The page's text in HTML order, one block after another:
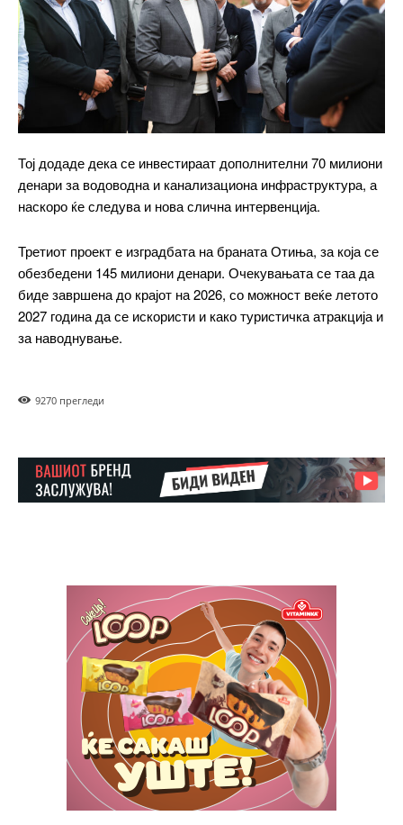
бесплатно / forever
ИЗБЕРЕТЕ ПЛАН
Etiam est nibh, lobortis sit
Praesent euismod ac
Nullam eu erat condimentum
Donec quis est ac felis
Orci varius natoque dolor
ИЗБЕРЕТЕ ПЛАН
Etiam est nibh, lobortis sit
Praesent euismod ac
Ut mollis pellentesque tortor
Nullam eu erat condimentum
Donec quis est ac felis
Orci varius natoque dolor
Yearly pricing Monthly pricing
Тој додаде дека се инвестираат дополнителни 70 милиони
денари за водоводна и канализациона инфраструктура, а
наскоро ќе следува и нова слична интервенција.
Третиот проект е изградбата на браната Отиња, за која се
обезбедени 145 милиони денари. Очекувањата се таа да
биде завршена до крајот на 2026, со можност веќе летото
2027 година да се искористи и како туристичка атракција и
за наводнување.
9270 прегледи